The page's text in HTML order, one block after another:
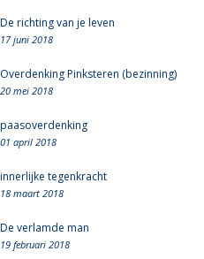
De richting van je leven
17 juni 2018
Overdenking Pinksteren (bezinning)
20 mei 2018
paasoverdenking
01 april 2018
innerlijke tegenkracht
18 maart 2018
De verlamde man
19 februari 2018